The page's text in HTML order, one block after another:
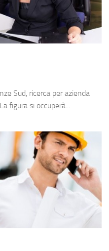
Sud, ricerca per azienda
figura si occuperà...